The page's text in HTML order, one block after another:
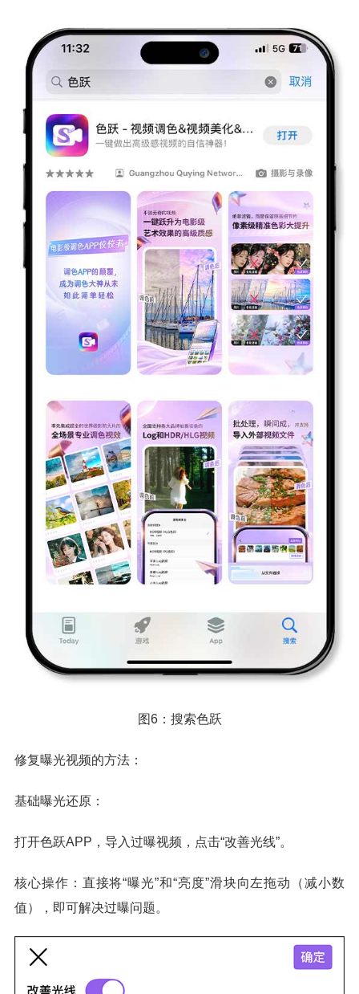
图6：搜索色跃
修复曝光视频的方法：
基础曝光还原：
打开色跃APP，导入过曝视频，点击“改善光线”。
核心操作：直接将“曝光”和“亮度”滑块向左拖动（减小数
值），即可解决过曝问题。